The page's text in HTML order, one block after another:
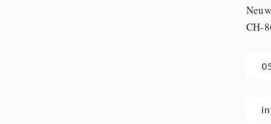
CH-